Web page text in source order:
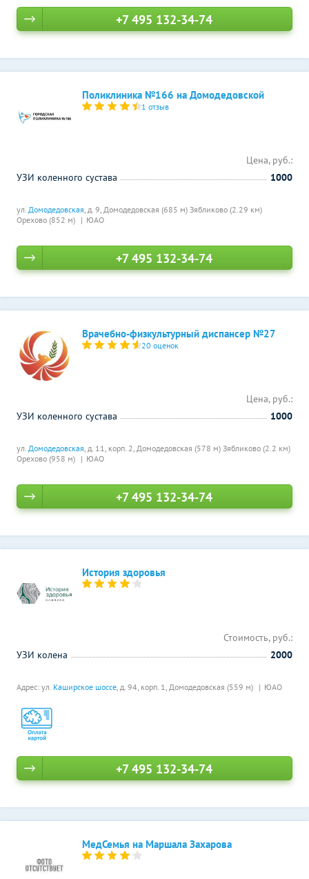
+7 495 132-34-74
Поликлиника №166 на Домодедовской
1 отзыв
ул. Домодедовская, д. 9, Домодедовская (685 м) Зябликово (2.29 км)
Орехово (852 м)
ЮАО
Цена, руб.:
УЗИ коленного сустава
1000
+7 495 132-34-74
Врачебно-физкультурный диспансер №27
20 оценок
ул. Домодедовская, д. 11, корп. 2, Домодедовская (578 м) Зябликово (2.2 км)
Орехово (958 м)
ЮАО
Цена, руб.:
УЗИ коленного сустава
1000
+7 495 132-34-74
История здоровья
Адрес: ул. Каширское шоссе, д. 94, корп. 1, Домодедовская (559 м) ЮАО
Стоимость, руб.:
УЗИ колена
2000
+7 495 132-34-74
МедСемья на Маршала Захарова